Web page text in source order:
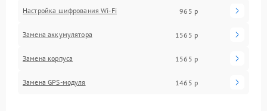
Настройка шифрования Wi-Fi 965 р
Замена аккумулятора 1565 р
Замена корпуса 1565 р
Замена GPS-модуля 1465 р